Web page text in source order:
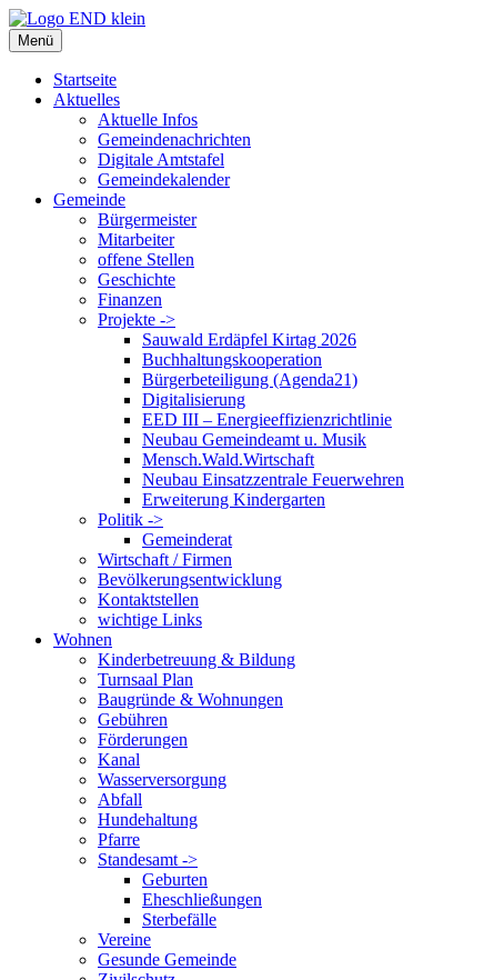
Zum
Inhalt
springen
Menü
Startseite
Aktuelles
Aktuelle Infos
Gemeindenachrichten
Digitale Amtstafel
Gemeindekalender
Gemeinde
Bürgermeister
Mitarbeiter
offene Stellen
Geschichte
Finanzen
Projekte ->
Sauwald Erdäpfel Kirtag 2026
Buchhaltungskooperation
Bürgerbeteiligung (Agenda21)
Digitalisierung
EED III – Energieeffizienzrichtlinie
Neubau Gemeindeamt u. Musik
Mensch.Wald.Wirtschaft
Neubau Einsatzzentrale Feuerwehren
Erweiterung Kindergarten
Politik ->
Gemeinderat
Wirtschaft / Firmen
Bevölkerungsentwicklung
Kontaktstellen
wichtige Links
Wohnen
Kinderbetreuung & Bildung
Turnsaal Plan
Baugründe & Wohnungen
Gebühren
Förderungen
Kanal
Wasserversorgung
Abfall
Hundehaltung
Pfarre
Standesamt ->
Geburten
Eheschließungen
Sterbefälle
Vereine
Gesunde Gemeinde